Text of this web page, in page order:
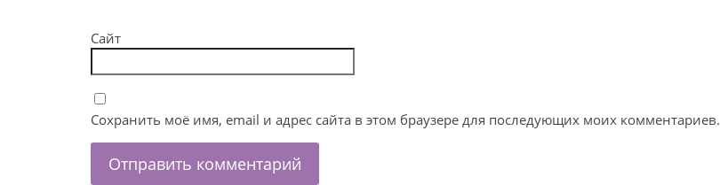
Сайт
Сохранить моё имя, email и адрес сайта в этом браузере для последующих моих комментариев.